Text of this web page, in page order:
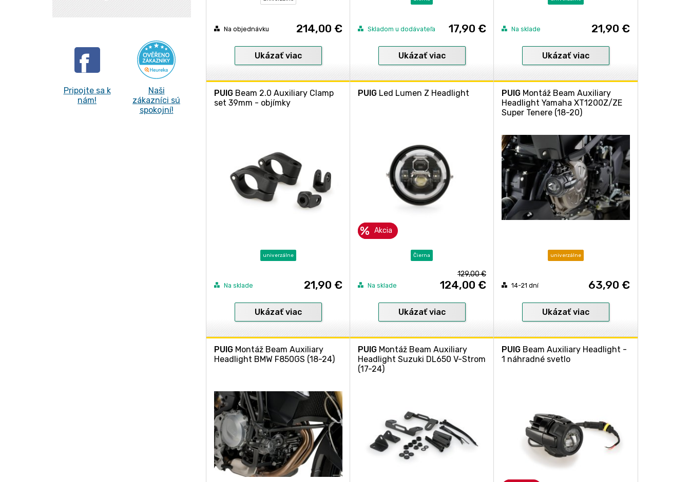
Pripojte sa k
nám!
Naši
zákazníci sú
spokojní!
Na objednávku 214,00 €
Ukázať viac
Skladom u dodávateľa 17,90 €
Ukázať viac
Na sklade 21,90 €
Ukázať viac
PUIG Beam 2.0 Auxiliary Clamp
set 39mm - objímky
univerzálne
Na sklade 21,90 €
Ukázať viac
PUIGLed Lumen Z Headlight
Akcia
Čierna
Na sklade
129,00 €
124,00 €
Ukázať viac
PUIGMontáž Beam Auxiliary
Headlight Yamaha XT1200Z/ZE
Super Tenere (18-20)
univerzálne
14-21 dní 63,90 €
Ukázať viac
PUIG Montáž Beam Auxiliary
Headlight BMW F850GS (18-24)
PUIGMontáž Beam Auxiliary
Headlight Suzuki DL650 V-Strom
(17-24)
PUIGBeam Auxiliary Headlight -
1 náhradné svetlo